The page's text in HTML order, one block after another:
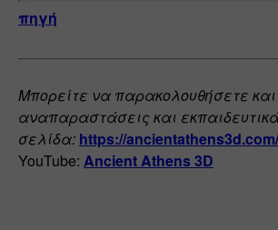
πηγή
Μπορείτε να παρακολουθήσετε
αναπαραστάσεις και
σελίδα: https://
YouTube: Ancient Athens 3D